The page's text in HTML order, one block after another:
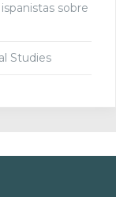
sobre
Studies